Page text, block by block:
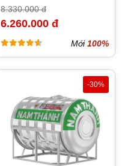
8.330.000 đ
6.260.000 đ
Mới100%
-30%